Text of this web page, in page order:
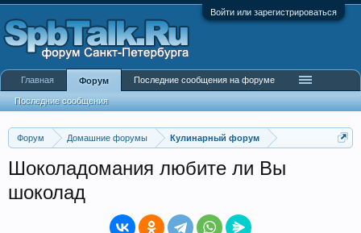
Войти или зарегистрироваться
Форум Домашние форумы Кулинарный форум
Шоколадомания любите ли Вы
шоколад
Главная Форум
Последние сообщения
Последние сообщения на форуме